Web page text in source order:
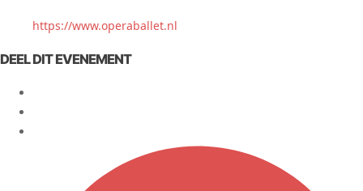
https://www.operaballet.nl
DEEL DIT EVENEMENT